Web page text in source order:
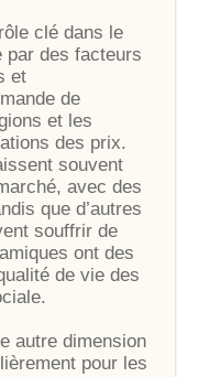
clé dans le
par des facteurs
et
de
et les
des prix.
souvent
avec des
que d’autres
souffrir de
ont des
de vie des
autre dimension
pour les